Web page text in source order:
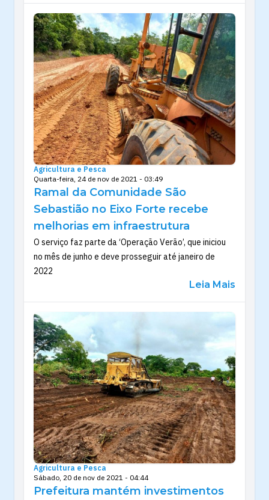
Agricultura e Pesca
Quarta-feira, 24 de nov de 2021 - 03:49
Ramal da Comunidade São
Sebastião no Eixo Forte recebe
melhorias em infraestrutura
O serviço faz parte da ‘Operação Verão’, que iniciou
no mês de junho e deve prosseguir até janeiro de
2022
Leia Mais
Agricultura e Pesca
Sábado, 20 de nov de 2021 - 04:44
Prefeitura mantém investimentos